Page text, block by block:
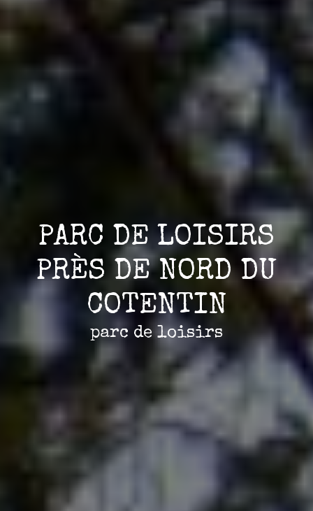
PARC DE LOISIRS
PRÈS DE NORD DU
COTENTIN
parc de loisirs